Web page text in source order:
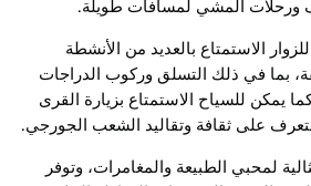
ورحلات المشي لمسافات طويلة.
الاستمتاع بالعديد من الأنشطة
بما في ذلك التسلق وركوب الدراجات
يمكن للسياح الاستمتاع بزيارة القرى
على ثقافة وتقاليد الشعب الجورجي.
لمحبي الطبيعة والمغامرات، وتوفر